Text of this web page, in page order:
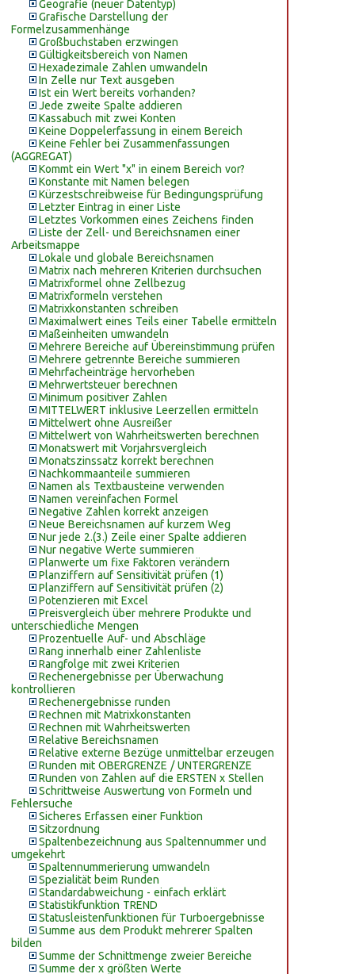
Geografie (neuer Datentyp)
Grafische Darstellung der
Formelzusammenhänge
Großbuchstaben erzwingen
Gültigkeitsbereich von Namen
Hexadezimale Zahlen umwandeln
In Zelle nur Text ausgeben
Ist ein Wert bereits vorhanden?
Jede zweite Spalte addieren
Kassabuch mit zwei Konten
Keine Doppelerfassung in einem Bereich
Keine Fehler bei Zusammenfassungen
(AGGREGAT)
Kommt ein Wert "x" in einem Bereich vor?
Konstante mit Namen belegen
Kürzestschreibweise für Bedingungsprüfung
Letzter Eintrag in einer Liste
Letztes Vorkommen eines Zeichens finden
Liste der Zell- und Bereichsnamen einer
Arbeitsmappe
Lokale und globale Bereichsnamen
Matrix nach mehreren Kriterien durchsuchen
Matrixformel ohne Zellbezug
Matrixformeln verstehen
Matrixkonstanten schreiben
Maximalwert eines Teils einer Tabelle ermitteln
Maßeinheiten umwandeln
Mehrere Bereiche auf Übereinstimmung prüfen
Mehrere getrennte Bereiche summieren
Mehrfacheinträge hervorheben
Mehrwertsteuer berechnen
Minimum positiver Zahlen
MITTELWERT inklusive Leerzellen ermitteln
Mittelwert ohne Ausreißer
Mittelwert von Wahrheitswerten berechnen
Monatswert mit Vorjahrsvergleich
Monatszinssatz korrekt berechnen
Nachkommaanteile summieren
Namen als Textbausteine verwenden
Namen vereinfachen Formel
Negative Zahlen korrekt anzeigen
Neue Bereichsnamen auf kurzem Weg
Nur jede 2.(3.) Zeile einer Spalte addieren
Nur negative Werte summieren
Planwerte um fixe Faktoren verändern
Planziffern auf Sensitivität prüfen (1)
Planziffern auf Sensitivität prüfen (2)
Potenzieren mit Excel
Preisvergleich über mehrere Produkte und
unterschiedliche Mengen
Prozentuelle Auf- und Abschläge
Rang innerhalb einer Zahlenliste
Rangfolge mit zwei Kriterien
Rechenergebnisse per Überwachung
kontrollieren
Rechenergebnisse runden
Rechnen mit Matrixkonstanten
Rechnen mit Wahrheitswerten
Relative Bereichsnamen
Relative externe Bezüge unmittelbar erzeugen
Runden mit OBERGRENZE / UNTERGRENZE
Runden von Zahlen auf die ERSTEN x Stellen
Schrittweise Auswertung von Formeln und
Fehlersuche
Sicheres Erfassen einer Funktion
Sitzordnung
Spaltenbezeichnung aus Spaltennummer und
umgekehrt
Spaltennummerierung umwandeln
Spezialität beim Runden
Standardabweichung - einfach erklärt
Statistikfunktion TREND
Statusleistenfunktionen für Turboergebnisse
Summe aus dem Produkt mehrerer Spalten
bilden
Summe der Schnittmenge zweier Bereiche
Summe der x größten Werte